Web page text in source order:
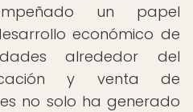
un papel
económico de
alrededor del
y venta de
no solo ha generado